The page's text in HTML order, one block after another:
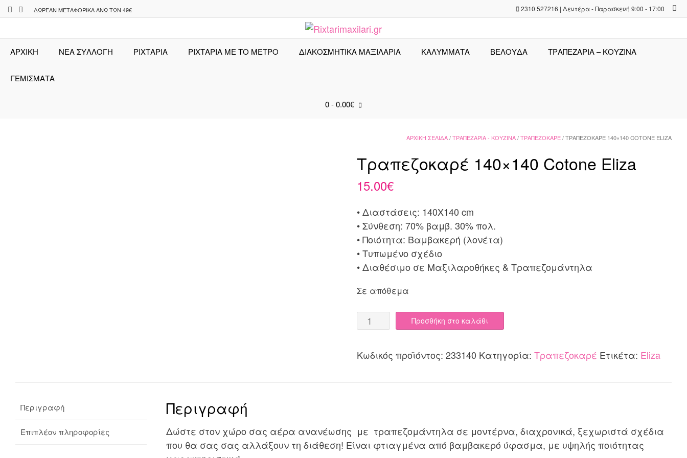
Skip
to
ΔΩΡΕΆΝ ΜΕΤΑΦΟΡΙΚΆ ΆΝΩ ΤΩΝ 49€ 2310 527216 | Δευτέρα - Παρασκευή 9:00 - 17:00
ΑΡΧΙΚΉ ΝΕΑ ΣΥΛΛΟΓΗ ΡΙΧΤΆΡΙΑ ΡΙΧΤΑΡΙΑ ΜΕ ΤΟ ΜΕΤΡΟ ΔΙΑΚΟΣΜΗΤΙΚΑ ΜΑΞΙΛΑΡΙΑ ΚΑΛΎΜΜΑΤΑ ΒΕΛΟΥΔΑ ΤΡΑΠΕΖΑΡΊΑ – ΚΟΥΖΊΝΑ
ΓΕΜΙΣΜΑΤΑ
0- 0.00€
ΑΡΧΙΚΉ ΣΕΛΊΔΑ/ΤΡΑΠΕΖΑΡΊΑ - ΚΟΥΖΊΝΑ/ΤΡΑΠΕΖΟΚΑΡΈ/ ΤΡΑΠΕΖΟΚΑΡΈ 140×140 COTONE ELIZA
Τραπεζοκαρέ 140×140 Cotone Eliza
15.00€
• Διαστάσεις: 140X140 cm
• Σύνθεση: 70% βαμβ. 30% πολ.
• Ποιότητα: Βαμβακερή (λονέτα)
• Τυπωμένο σχέδιο
• Διαθέσιμο σε Μαξιλαροθήκες & Τραπεζομάντηλα
Σε απόθεμα
Τραπεζοκαρέ
140x140
Eliza
Προσθήκη στο καλάθι
Κωδικός προϊόντος: 233140 Κατηγορία: Τραπεζοκαρέ Ετικέτα: Eliza
Περιγραφή
Επιπλέον πληροφορίες
Περιγραφή
Δώστε στον χώρο σας αέρα ανανέωσης με τραπεζομάντηλα σε μοντέρνα, διαχρονικά, ξεχωριστά σχέδια
που θα σας σας αλλάξουν τη διάθεση! Είναι φτιαγμένα από βαμβακερό ύφασμα, με υψηλής ποιότητας